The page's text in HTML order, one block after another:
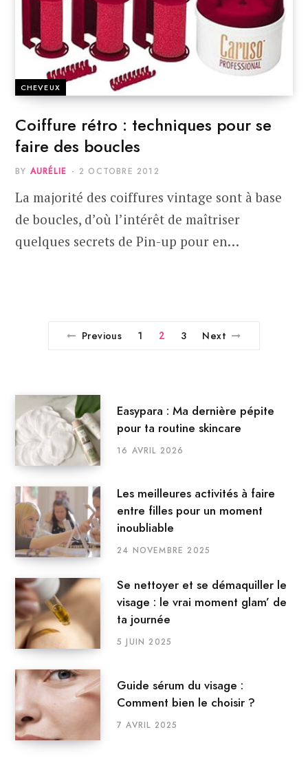
CHEVEUX
Coiffure rétro : techniques pour se
faire des boucles
BY AURÉLIE 2 OCTOBRE 2012
La majorité des coiffures vintage sont à base
de boucles, d’où l’intérêt de maîtriser
quelques secrets de Pin-up pour en…
Previous 1 2 3 Next
Easypara : Ma dernière pépite
pour ta routine skincare
16 AVRIL 2026
Les meilleures activités à faire
entre filles pour un moment
inoubliable
24 NOVEMBRE 2025
Se nettoyer et se démaquiller le
visage : le vrai moment glam’ de
ta journée
5 JUIN 2025
Guide sérum du visage :
Comment bien le choisir ?
7 AVRIL 2025